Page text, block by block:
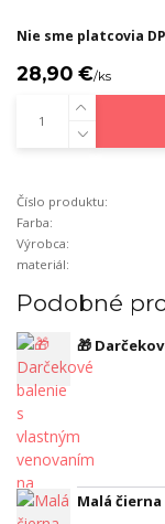
Nie sme platcovia
28,90 €/ks
Číslo produktu:
Farba:
Výrobca:
materiál:
Podobné
🎁
Malá